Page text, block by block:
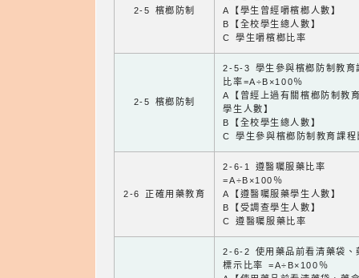
2-5 檳榔防制
A【學生曾經嚼檳榔人數】
B【全校學生總人數】
C 學生嚼檳榔比率
2-5 檳榔防制
2-5-3 學生參與檳榔防制教育
比率=A÷B×100％
A【曾經上過有關檳榔防制教
學生人數】
B【全校學生總人數】
C 學生參與檳榔防制教育課程
2-6 正確用藥教育
2-6-1 遵醫囑服藥比率
=A÷B×100％
A【遵醫囑服藥學生人數】
B【受調查學生人數】
C 遵醫囑服藥比率
2-6-2 使用藥品前看清藥袋、
標示比率 =A÷B×100％